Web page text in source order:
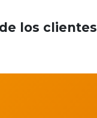
los clientes